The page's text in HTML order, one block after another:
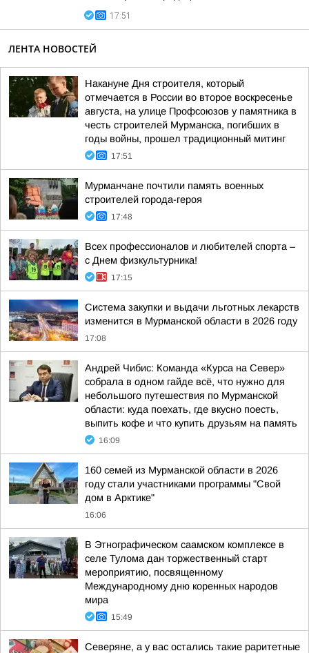
17:51
ЛЕНТА НОВОСТЕЙ
Накануне Дня строителя, который
отмечается в России во второе воскресенье
августа, на улице Профсоюзов у памятника в
честь строителей Мурманска, погибших в
годы войны, прошел традиционный митинг
17:51
Мурманчане почтили память военных
строителей города-героя
17:48
Всех профессионалов и любителей спорта –
с Днем физкультурника!
17:15
Система закупки и выдачи льготных лекарств
изменится в Мурманской области в 2026 году
17:08
Андрей Чибис: Команда «Курса на Север»
собрала в одном гайде всё, что нужно для
небольшого путешествия по Мурманской
области: куда поехать, где вкусно поесть,
выпить кофе и что купить друзьям на память
16:09
160 семей из Мурманской области в 2026
году стали участниками программы "Свой
дом в Арктике"
16:06
В Этнографическом саамском комплексе в
селе Тулома дан торжественный старт
мероприятию, посвященному
Международному дню коренных народов
мира
15:49
Северяне, а у вас остались такие раритетные